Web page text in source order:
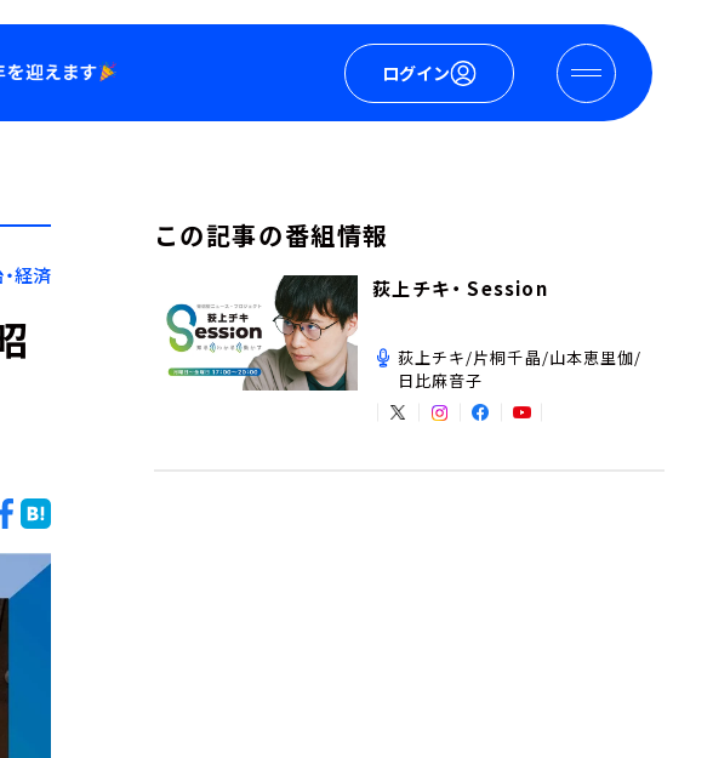
ログイン
経済
この記事の番組情報
荻上チキ・ Session
荻上チキ/片桐千晶/山本恵里伽/
日比麻音子